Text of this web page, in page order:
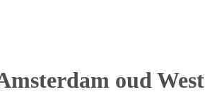
oud West